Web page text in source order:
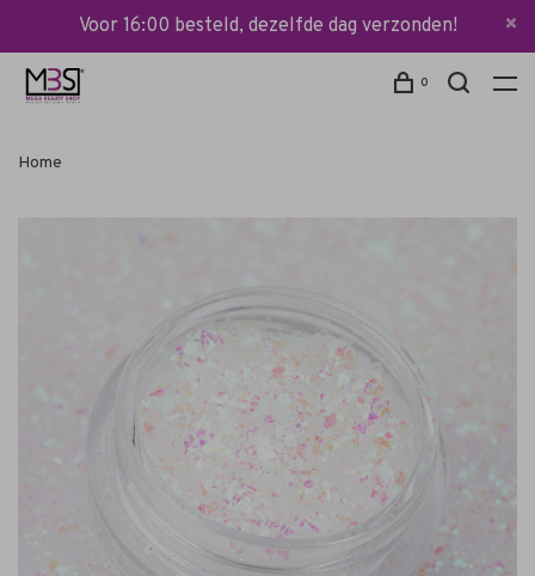
Voor 16:00 besteld, dezelfde dag verzonden!
0
Home